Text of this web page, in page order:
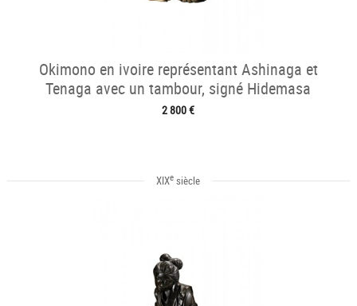
Okimono en ivoire représentant Ashinaga et
Tenaga avec un tambour, signé Hidemasa
2 800 €
XIXe siècle